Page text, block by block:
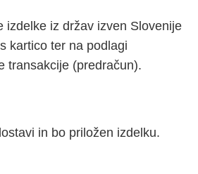
izdelke iz držav izven Slovenije
kartico ter na podlagi
transakcije (predračun).
in bo priložen izdelku.